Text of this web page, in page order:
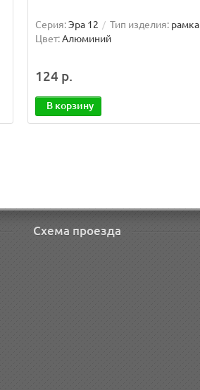
Серия:Эра 12 Тип изделия: рамка
Цвет:Алюминий
124 р.
В корзину
Схема проезда